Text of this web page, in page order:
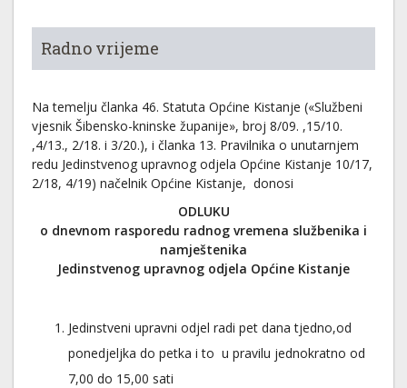
Radno vrijeme
Na temelju članka 46. Statuta Općine Kistanje («Službeni
vjesnik Šibensko-kninske županije», broj 8/09. ,15/10.
,4/13., 2/18. i 3/20.), i članka 13. Pravilnika o unutarnjem
redu Jedinstvenog upravnog odjela Općine Kistanje 10/17,
2/18, 4/19) načelnik Općine Kistanje, donosi
ODLUKU
o dnevnom rasporedu radnog vremena službenika i
namještenika
Jedinstvenog upravnog odjela Općine Kistanje
Jedinstveni upravni odjel radi pet dana tjedno,od
ponedjeljka do petka i to u pravilu jednokratno od
7,00 do 15,00 sati